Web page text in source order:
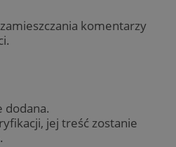
komentarzy
dodana.
jej treść zostanie